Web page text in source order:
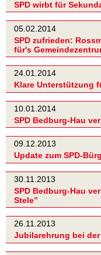
SPD wirbt für
05.02.2014
SPD zufrieden:
für's
24.01.2014
Klare Unterstützung
10.01.2014
SPD Bedburg-Hau
09.12.2013
Update zum SPD-
30.11.2013
SPD Bedburg-Hau
Stele”
26.11.2013
Jubilarehrung bei der